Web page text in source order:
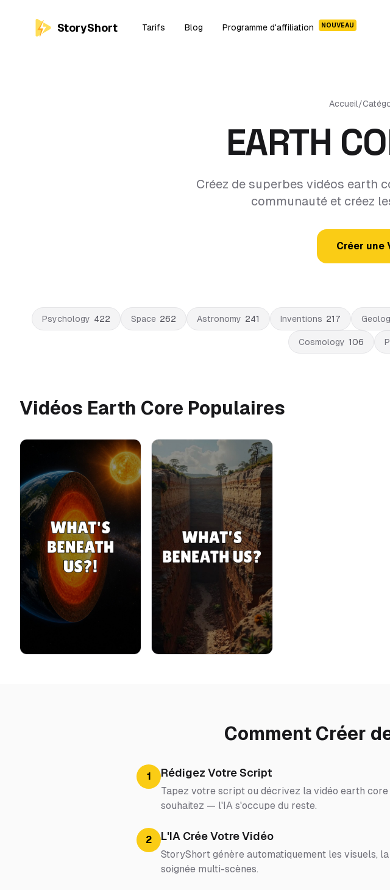
StoryShort Tarifs Blog Programme d'affiliation NOUVEAU
Accueil/
EARTH
Créez de superbes vidéos earth
communauté et créez
Créer une
Psychology 422 Space 262 Astronomy 241 Inventions 217
Cosmology 106
Vidéos Earth Core Populaires
Comment Créer
1 Rédigez Votre Script
Tapez votre script ou décrivez la vidéo earth
souhaitez — l'IA s'occupe du reste.
2 L'IA Crée Votre Vidéo
StoryShort génère automatiquement les visuels,
soignée multi-scènes.